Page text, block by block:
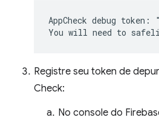
AppCheck debug token:
Registre seu token de
Check:
No console do